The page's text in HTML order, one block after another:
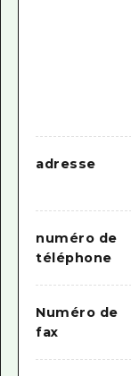
adresse
numéro de
téléphone
Numéro de
fax